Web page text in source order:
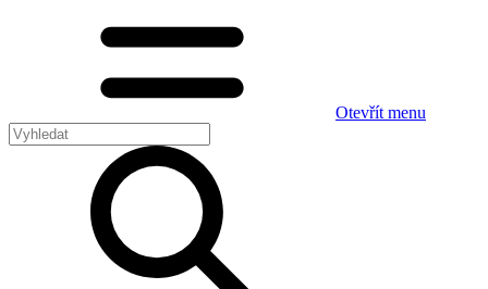
Otevřít menu